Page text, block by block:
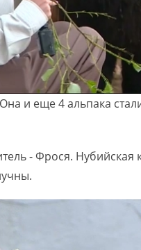
и еще 4 альпака
- Фрося. Нубийская